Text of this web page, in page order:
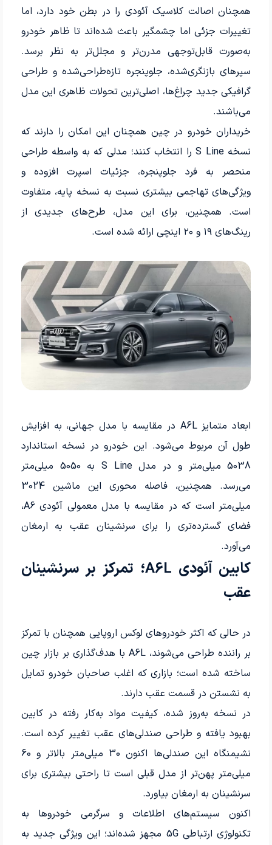
همچنان اصالت کلاسیک آئودی را در بطن خود دارد، اما
تغییرات جزئی اما چشمگیر باعث شده‌اند تا ظاهر خودرو
به‌صورت قابل‌توجهی مدرن‌تر و مجلل‌تر به نظر برسد.
سپرهای بازنگری‌شده، جلوپنجره تازه‌طراحی‌شده و طراحی
گرافیکی جدید چراغ‌ها، اصلی‌ترین تحولات ظاهری این مدل
می‌باشند.
خریداران خودرو در چین همچنان این امکان را دارند که
نسخه S Line را انتخاب کنند؛ مدلی که به واسطه طراحی
منحصر به فرد جلوپنجره، جزئیات اسپرت افزوده و
ویژگی‌های تهاجمی بیشتری نسبت به نسخه پایه، متفاوت
است. همچنین، برای این مدل، طرح‌های جدیدی از
رینگ‌های ۱۹ و ۲۰ اینچی ارائه شده است.
ابعاد متمایز A6L در مقایسه با مدل جهانی، به افزایش
طول آن مربوط می‌شود. این خودرو در نسخه استاندارد
5038 میلی‌متر و در مدل S Line به 5050 میلی‌متر
می‌رسد. همچنین، فاصله محوری این ماشین 3024
میلی‌متر است که در مقایسه با مدل معمولی آئودی A6،
فضای گسترده‌تری را برای سرنشینان عقب به ارمغان
می‌آورد.
کابین آئودی A6L؛ تمرکز بر سرنشینان
عقب
در حالی که اکثر خودروهای لوکس اروپایی همچنان با تمرکز
بر راننده طراحی می‌شوند، A6L با هدف‌گذاری بر بازار چین
ساخته شده است؛ بازاری که اغلب صاحبان خودرو تمایل
به نشستن در قسمت عقب دارند.
در نسخه به‌روز شده، کیفیت مواد به‌کار رفته در کابین
بهبود یافته و طراحی صندلی‌های عقب تغییر کرده است.
نشیمنگاه این صندلی‌ها اکنون 30 میلی‌متر بالاتر و 60
میلی‌متر پهن‌تر از مدل قبلی است تا راحتی بیشتری برای
سرنشینان به ارمغان بیاورد.
اکنون سیستم‌های اطلاعات و سرگرمی خودروها به
تکنولوژی ارتباطی 5G مجهز شده‌اند؛ این ویژگی جدید به